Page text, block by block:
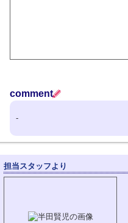
comment
-
担当スタッフより